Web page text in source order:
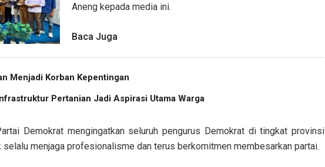
Aneng kepada media ini.
Baca Juga
Menjadi Korban Kepentingan
Pertanian Jadi Aspirasi Utama Warga
Demokrat mengingatkan seluruh pengurus Demokrat di tingkat provinsi
menjaga profesionalisme dan terus berkomitmen membesarkan partai.